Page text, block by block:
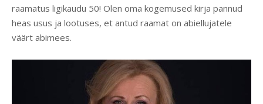
raamatus ligikaudu 50! Olen oma kogemused kirja pannud
heas usus ja lootuses, et antud raamat on abiellujatele
väärt abimees.